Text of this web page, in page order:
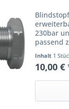
230bar
passend
GPSR:
Marke
Inhalt 1
10,00 €